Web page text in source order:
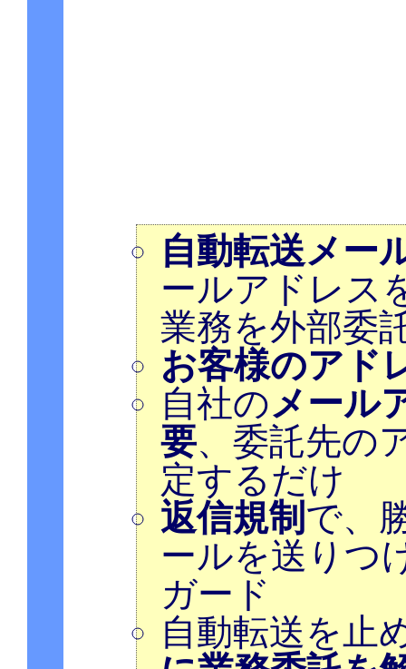
自動転送メー
ールアドレス
業務を外部委
お客様のアド
自社のメール
要、委託先の
定するだけ
返信規制 で、
ールを送りつ
ガード
自動転送を止